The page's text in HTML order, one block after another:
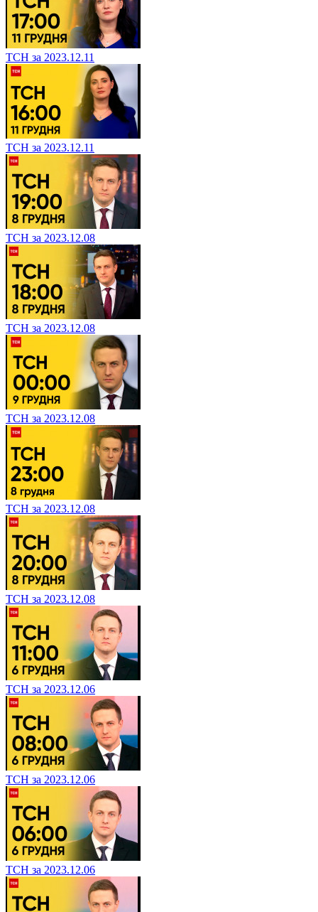
ТСН за 2023.12.11
ТСН за 2023.12.11
ТСН за 2023.12.08
ТСН за 2023.12.08
ТСН за 2023.12.08
ТСН за 2023.12.08
ТСН за 2023.12.08
ТСН за 2023.12.06
ТСН за 2023.12.06
ТСН за 2023.12.06